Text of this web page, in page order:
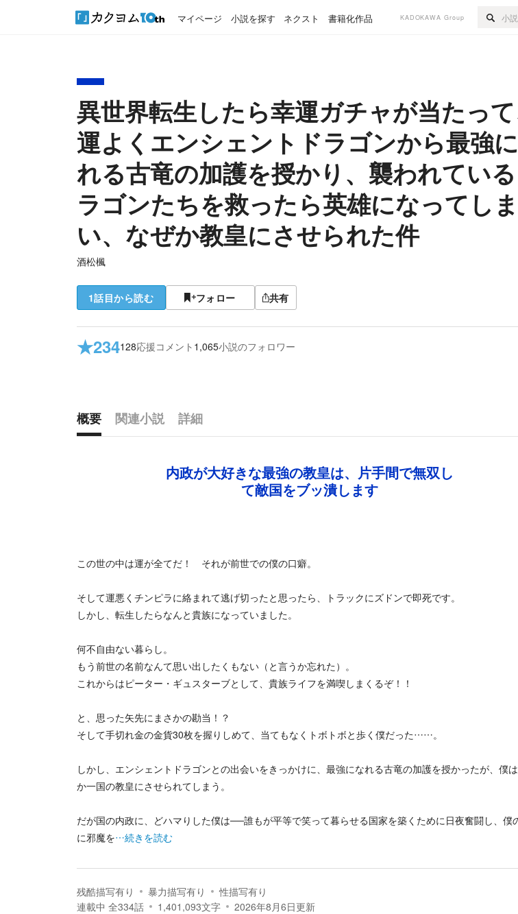
マイページ 小説を探す ネクスト 書籍化作品 KADOKAWA Group
異世界転生したら幸運ガチャが当たって
運よくエンシェントドラゴンから最強
れる古竜の加護を授かり、襲われてい
ラゴンたちを救ったら英雄になってしま
い、なぜか教皇にさせられた件
酒松楓
1話目から読む フォロー 共有
★234128応援コメント 1,065小説のフォロワー
概要 関連小説
詳細
内政が大好きな最強の教皇は、片手間で無双し
て敵国をブッ潰します
この世の中は運が全てだ！ それが前世での僕の口癖。
そして運悪くチンピラに絡まれて逃げ切ったと思ったら、トラックにズドンで即死です。
しかし、転生したらなんと貴族になっていました。
何不自由ない暮らし。
もう前世の名前なんて思い出したくもない（と言うか忘れた）。
これからはピーター・ギュスターブとして、貴族ライフを満喫しまくるぞ！！
と、思った矢先にまさかの勘当！？
そして手切れ金の金貨30枚を握りしめて、当てもなくトボトボと歩く僕だった……。
しかし、エンシェントドラゴンとの出会いをきっかけに、最強になれる古竜の加護を授かったが、僕
か一国の教皇にさせられてしまう。
だが国の内政に、どハマりした僕は──誰もが平等で笑って暮らせる国家を築くために日夜奮闘し、僕
に邪魔を…続きを読む
残酷描写有り 暴力描写有り
性描写有り
連載中 全334話 1,401,093文字 2026年8月6日更新